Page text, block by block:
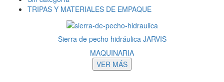
TRIPAS Y MATERIALES DE EMPAQUE
Sierra de pecho hidráulica JARVIS
MAQUINARIA
VER MÁS